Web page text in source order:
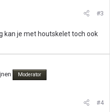
#3
kan je met houtskelet toch ook
Moderator
#4